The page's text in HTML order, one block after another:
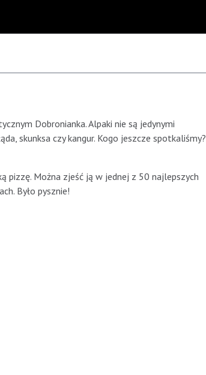
Dobronianka. Alpaki nie są jedynymi
skunksa czy kangur. Kogo jeszcze spotkaliśmy?
pizzę. Można zjeść ją w jednej z 50 najlepszych
Było pysznie!